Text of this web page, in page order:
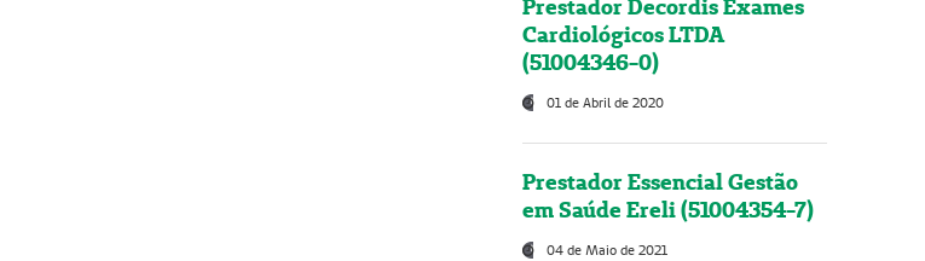
Prestador Decordis Exames
Cardiológicos LTDA
(51004346-0)
01 de Abril de 2020
Prestador Essencial Gestão
em Saúde Ereli (51004354-7)
04 de Maio de 2021